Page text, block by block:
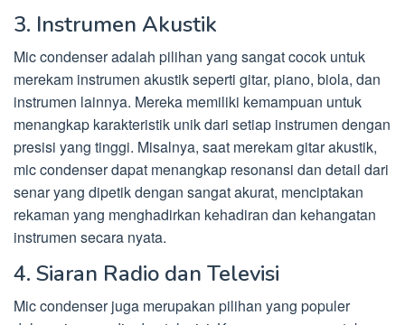
3. Instrumen Akustik
Mic condenser adalah pilihan yang sangat cocok untuk
merekam instrumen akustik seperti gitar, piano, biola, dan
instrumen lainnya. Mereka memiliki kemampuan untuk
menangkap karakteristik unik dari setiap instrumen dengan
presisi yang tinggi. Misalnya, saat merekam gitar akustik,
mic condenser dapat menangkap resonansi dan detail dari
senar yang dipetik dengan sangat akurat, menciptakan
rekaman yang menghadirkan kehadiran dan kehangatan
instrumen secara nyata.
4. Siaran Radio dan Televisi
Mic condenser juga merupakan pilihan yang populer